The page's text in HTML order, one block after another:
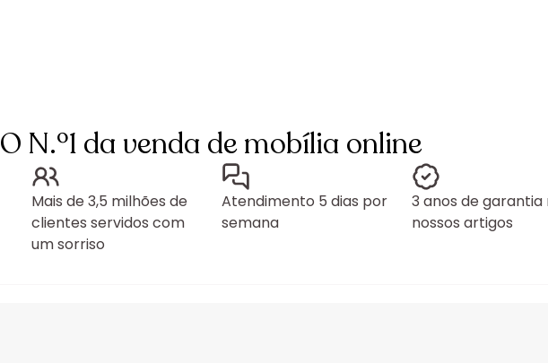
O N.º1 da venda de mobília online
Mais de 3,5 milhões de
clientes servidos com
um sorriso
Atendimento 5 dias por
semana
3 anos de garantia
nossos artigos